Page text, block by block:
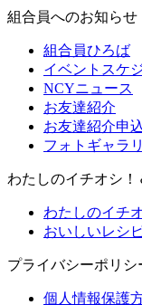
組合員へのお知らせ
組合員ひろば
イベントスケ
NCYニュース
お友達紹介
お友達紹介申
フォトギャラ
わたしのイチオシ！
わたしのイチ
おいしいレシ
プライバシーポリシ
個人情報保護